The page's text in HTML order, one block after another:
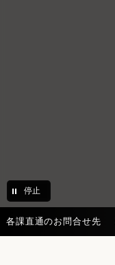
停止
各課直通のお問合せ先